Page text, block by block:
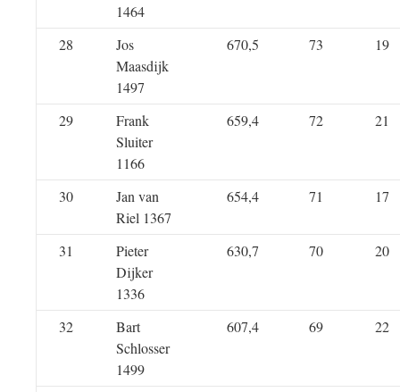
1464
28
Jos
Maasdijk
1497
670,5 73 19
29
Frank
Sluiter
1166
659,4 72 21
30
Jan van
Riel 1367
654,4 71 17
31
Pieter
Dijker
1336
630,7 70 20
32
Bart
Schlosser
1499
607,4 69 22